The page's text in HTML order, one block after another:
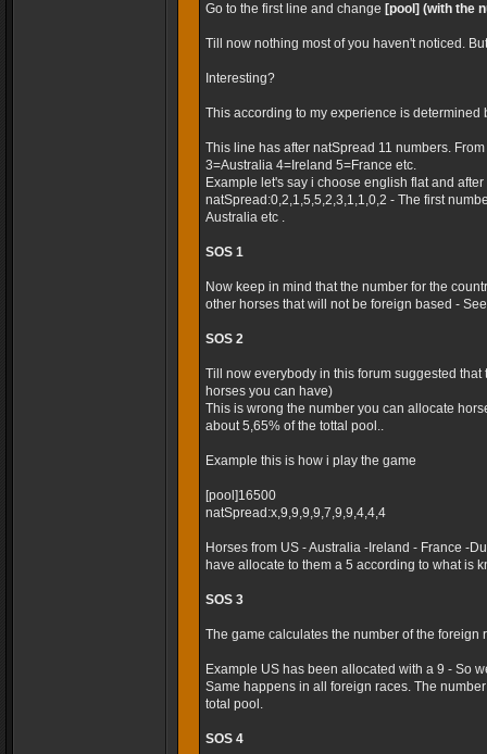
Go to the first line and change [pool] (with the
Till now nothing most of you haven't noticed.
Interesting?
This according to my experience is
This line has after natSpread 11 numbers.
3=Australia 4=Ireland 5=France etc.
Example let's say i choose english flat and
natSpread:0,2,1,5,5,2,3,1,1,0,2 - The first
Australia etc .
SOS 1
Now keep in mind that the number for the
other horses that will not be foreign based -
SOS 2
Till now everybody in this forum suggested
horses you can have)
This is wrong the number you can allocate
about 5,65% of the tottal pool..
Example this is how i play the game
[pool]16500
natSpread:x,9,9,9,9,7,9,9,4,4,4
Horses from US - Australia -Ireland - France -
have allocate to them a 5 according to what is
SOS 3
The game calculates the number of the foreign
Example US has been allocated with a 9 - So
Same happens in all foreign races. The
total pool.
SOS 4